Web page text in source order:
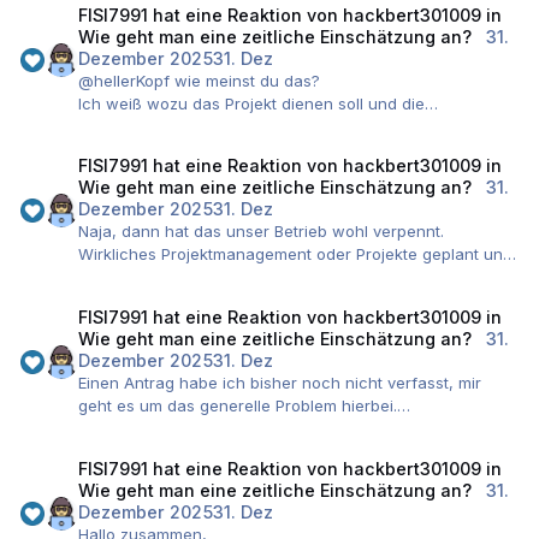
Ladebalken zu ist doch keine Projektzeit die man einfügt
in der Planung oder sehe ich das falsch?
Wie wurde sowas dann aber abgesegnet? Irgendwie
kann ich da noch nicht so ganz ein Schema bei der IHK
FISI7991 hat eine Reaktion von hackbert301009in
Wie geht man eine zeitliche Einschätzung an?
31.
Dezember 202531. Dez
@hellerKopf wie meinst du das?
Ich weiß wozu das Projekt dienen soll und die
so vorher noch nicht gab im Betrieb.
Es ist ja immer etwas neues, sprich ob man jetzt VPN,
Softwareverteilung, Logging oder sonst etwas neu ins
Unternehmen integriert. Wo sollen hierfür Anhaltspunkte
vorliegen oder Erfahrungen?
FISI7991 hat eine Reaktion von hackbert301009in
Wie geht man eine zeitliche Einschätzung an?
31.
Dezember 202531. Dez
Naja, dann hat das unser Betrieb wohl verpennt.
Wirkliches Projektmanagement oder Projekte geplant und
gemacht hat, kann ja rein von der Logik schon nicht sein.
Hätte man schon ein VPN müsste man kein neues
aufbauen. Hätte man schon ein zentrales Logging müsste
man keines integrieren. Also sind es neue Themen von
denen weder ich, noch mein Betreuer dann eine zeitliche
FISI7991 hat eine Reaktion von hackbert301009in
Wie geht man eine zeitliche Einschätzung an?
31.
Dezember 202531. Dez
Einen Antrag habe ich bisher noch nicht verfasst, mir
geht es um das generelle Problem hierbei.
wir dann angegangen und die waren halt fertig wann sie
fertig waren. Da hat mich keiner gefragt und gesagt:
Schätze mal ein wie lange du brauchst auch wenn du
FISI7991 hat eine Reaktion von hackbert301009in
Wie geht man eine zeitliche Einschätzung an?
31.
Dezember 202531. Dez
Hallo zusammen,